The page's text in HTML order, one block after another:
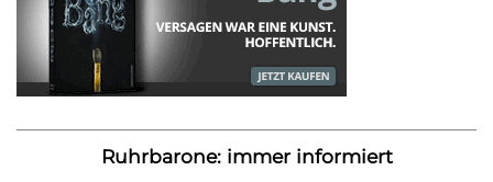
Ruhrbarone: immer informiert